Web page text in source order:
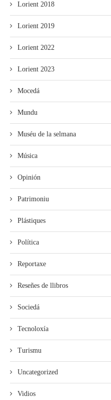
Lorient 2018
Lorient 2019
Lorient 2022
Lorient 2023
Mocedá
Mundu
Muséu de la selmana
Música
Opinión
Patrimoniu
Plástiques
Política
Reportaxe
Reseñes de llibros
Sociedá
Tecnoloxía
Turismu
Uncategorized
Vidios